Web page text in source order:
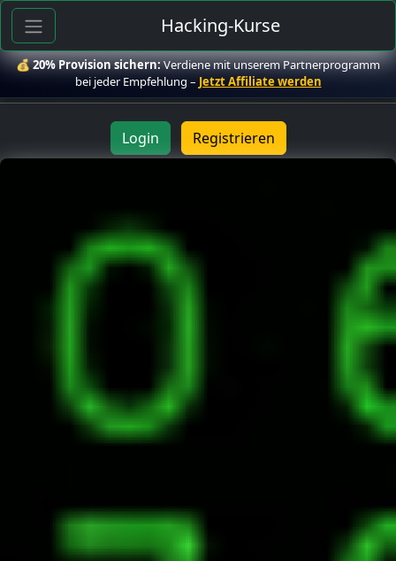
Hacking-Kurse
💰20% Provision sichern:Verdiene mit unserem Partnerprogramm
bei jeder Empfehlung – Jetzt Affiliate werden
Login Registrieren